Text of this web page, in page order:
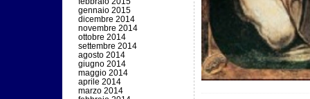
gennaio 2015
dicembre 2014
novembre 2014
ottobre 2014
settembre 2014
agosto 2014
giugno 2014
maggio 2014
aprile 2014
marzo 2014